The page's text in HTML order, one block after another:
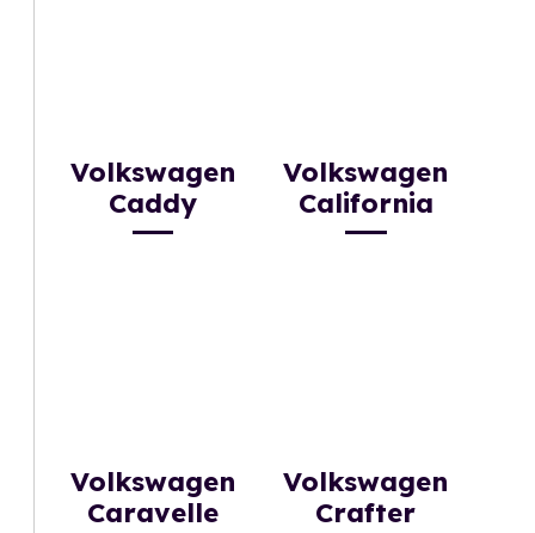
Volkswagen
Caddy
Volkswagen
California
Volkswagen
Caravelle
Volkswagen
Crafter